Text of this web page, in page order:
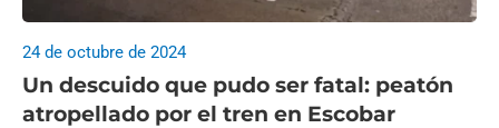
Un descuido que pudo ser fatal: peatón
atropellado por el tren en Escobar
24 de octubre de 2024